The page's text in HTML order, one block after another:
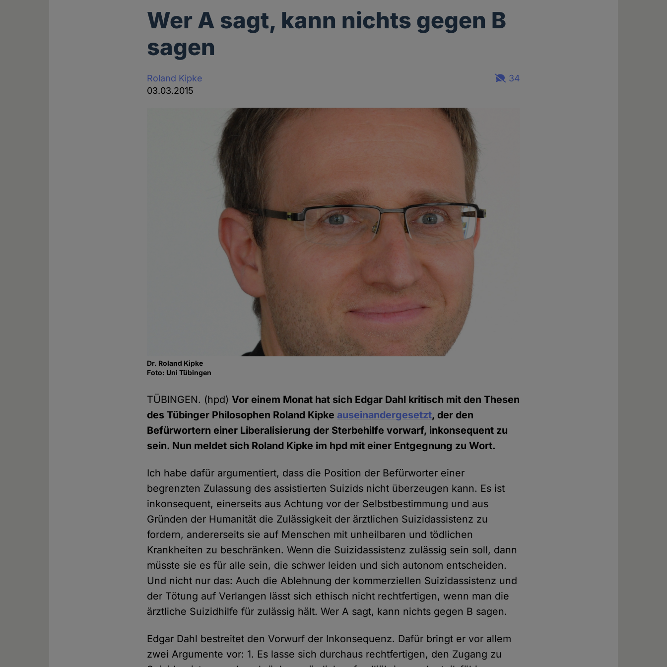
Wer A sagt, kann nichts gegen B
sagen
Roland Kipke
03.03.2015
34
Dr. Roland Kipke
Foto: Uni Tübingen
TÜBINGEN. (hpd)Vor einem Monat hat sich Edgar Dahl kritisch mit den Thesen
des Tübinger Philosophen Roland Kipke auseinandergesetzt, der den
Befürwortern einer Liberalisierung der Sterbehilfe vorwarf, inkonsequent zu
sein. Nun meldet sich Roland Kipke im hpd mit einer Entgegnung zu Wort.
Ich habe dafür argumentiert, dass die Position der Befürworter einer
begrenzten Zulassung des assistierten Suizids nicht überzeugen kann. Es ist
inkonsequent, einerseits aus Achtung vor der Selbstbestimmung und aus
Gründen der Humanität die Zulässigkeit der ärztlichen Suizidassistenz zu
fordern, andererseits sie auf Menschen mit unheilbaren und tödlichen
Krankheiten zu beschränken. Wenn die Suizidassistenz zulässig sein soll, dann
müsste sie es für alle sein, die schwer leiden und sich autonom entscheiden.
Und nicht nur das: Auch die Ablehnung der kommerziellen Suizidassistenz und
der Tötung auf Verlangen lässt sich ethisch nicht rechtfertigen, wenn man die
ärztliche Suizidhilfe für zulässig hält. Wer A sagt, kann nichts gegen B sagen.
Edgar Dahl bestreitet den Vorwurf der Inkonsequenz. Dafür bringt er vor allem
zwei Argumente vor: 1. Es lasse sich durchaus rechtfertigen, den Zugang zu